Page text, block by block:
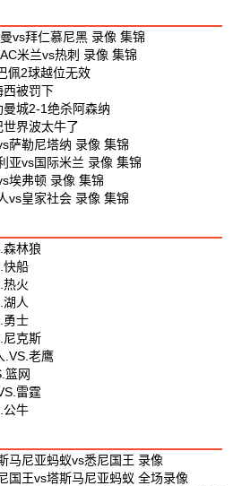
vs拜仁慕尼黑 录像 集锦
米兰vs热刺 录像 集锦
佩2球越位无效
西被罚下
城2-1绝杀阿森纳
界波太牛了
萨勒尼塔纳 录像 集锦
亚vs国际米兰 录像 集锦
埃弗顿 录像 集锦
vs皇家社会 录像 集锦
林狼
快船
热火
人
勇士
尼克斯
.VS.老鹰
篮网
雷霆
公牛
马尼亚蚂蚁vs悉尼国王 录像
国王vs塔斯马尼亚蚂蚁 全场录像